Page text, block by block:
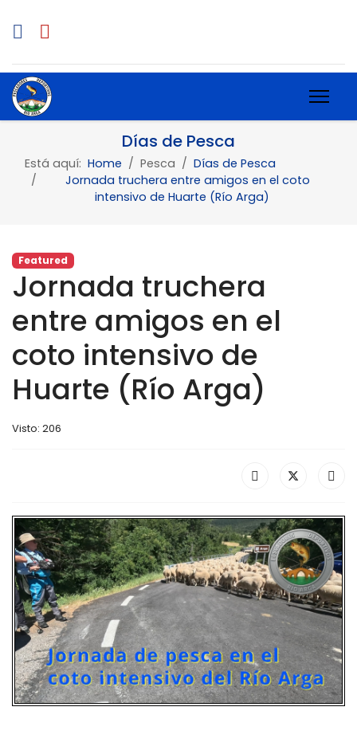
Días de Pesca
Está aquí: Home Pesca
Días de Pesca
Jornada truchera entre amigos en el coto
intensivo de Huarte (Río Arga)
Featured
Jornada truchera
entre amigos en el
coto intensivo de
Huarte (Río Arga)
Visto: 206